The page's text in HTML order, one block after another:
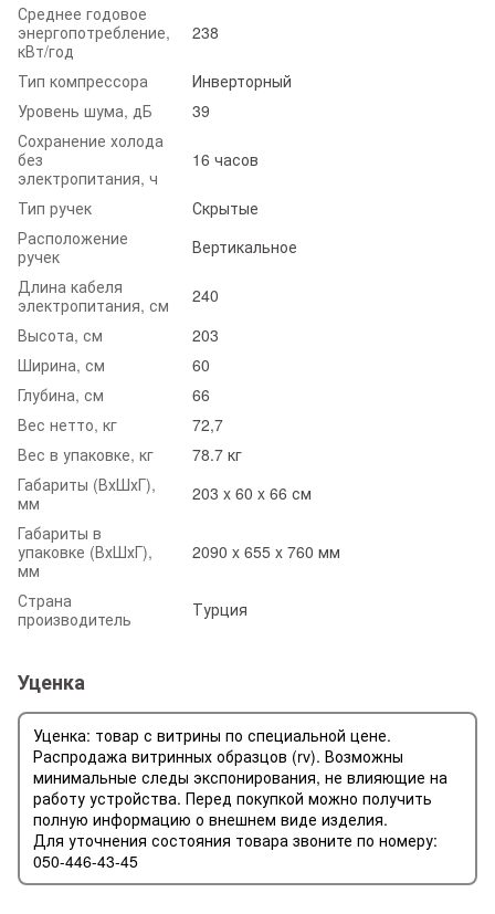
Среднее годовое
энергопотребление,
кВт/год
238
Тип компрессора
Инверторный
Уровень шума, дБ
39
Сохранение холода
без
электропитания, ч
16 часов
Тип ручек
Скрытые
Расположение
ручек
Вертикальное
Длина кабеля
электропитания, см
240
Высота, см
203
Ширина, см
60
Глубина, см
66
Вес нетто, кг
72,7
Вес в упаковке, кг
78.7 кг
Габариты (ВхШхГ),
мм
203 x 60 x 66 см
Габариты в
упаковке (ВхШхГ),
мм
2090 x 655 x 760 мм
Страна
производитель
Турция
Уценка
Уценка: товар с витрины по специальной цене.
Распродажа витринных образцов (rv). Возможны
минимальные следы экспонирования, не влияющие на
работу устройства. Перед покупкой можно получить
полную информацию о внешнем виде изделия.
Для уточнения состояния товара звоните по номеру:
050-446-43-45